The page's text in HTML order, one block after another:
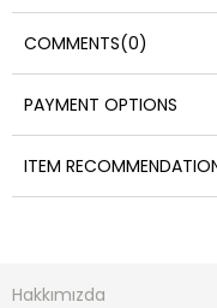
COMMENTS(0)
PAYMENT OPTIONS
ITEM
Hakkımızda